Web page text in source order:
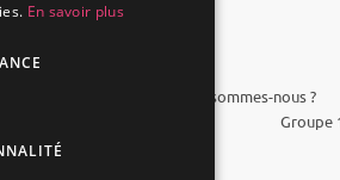
Qui sommes-nous ?
Groupe
En savoir plus